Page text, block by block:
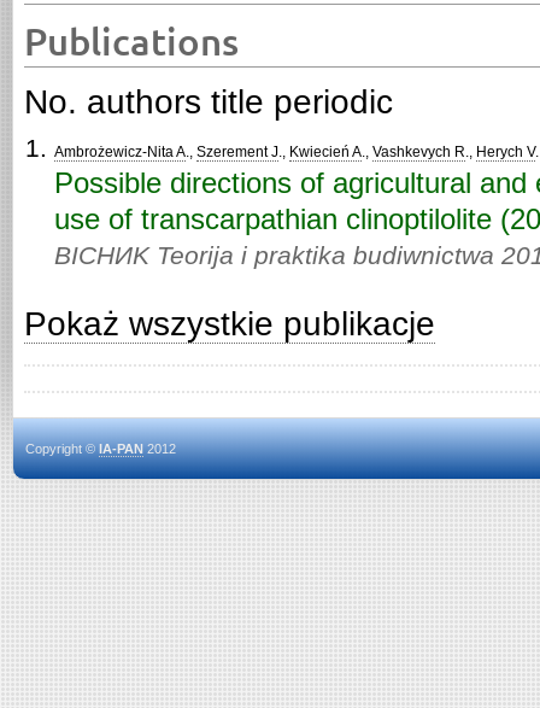
Publications
No. authors title periodic
Ambrożewicz-Nita A., Szerement J., Kwiecień A., Vashkevych R., Herych V
Possible directions of agricultural
use of transcarpathian clinoptilolite
BICHИK Teorija i praktika budiwnictwa
Pokaż wszystkie publikacje
Copyright ©IA-PAN2012